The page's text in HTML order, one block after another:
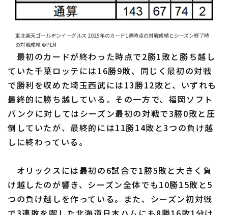
東北楽天ゴールデンイーグルス 2025年のカード1週時点の対戦成績とシーズン終了時
の対戦成績 ©PLM
最初のカードが終わった時点で2勝1敗と勝ち越し
ていた千葉ロッテには16勝9敗、同じく最初の対戦
で勝利を収めた埼玉西武には13勝12敗と、いずれも
最終的に勝ち越している。その一方で、福岡ソフト
バンクに対してはシーズン最初の対戦で3勝0敗と圧
倒していたが、最終的には11勝14敗と3つの負け越
しに終わっている。
オリックスには最初の6試合で1勝5敗と大きく負
け越したのが響き、シーズン全体でも10勝15敗と5
つの負け越しを作っている。また、シーズン初対戦